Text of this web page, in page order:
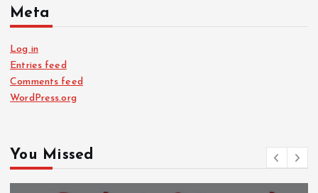
Meta
Log in
Entries feed
Comments feed
WordPress.org
You Missed